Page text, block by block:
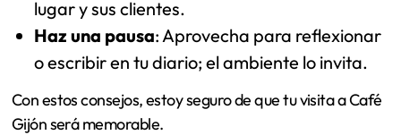
lugar y sus clientes.
Haz una pausa: Aprovecha para reflexionar
o escribir en tu diario; el ambiente lo invita.
Con estos consejos, estoy seguro de que tu visita a Café
Gijón será memorable.